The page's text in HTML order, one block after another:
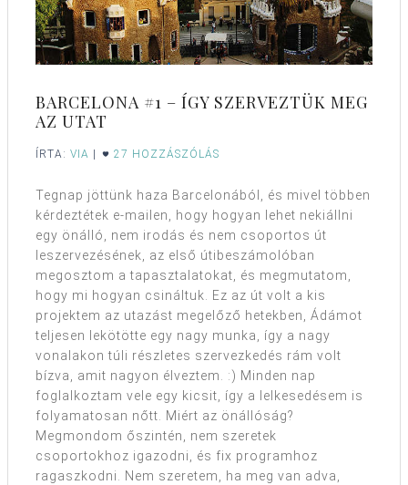
BARCELONA #1 – ÍGY SZERVEZTÜK MEG
AZ UTAT
ÍRTA: VIA 27 HOZZÁSZÓLÁS
Tegnap jöttünk haza Barcelonából, és mivel többen
kérdeztétek e-mailen, hogy hogyan lehet nekiállni
egy önálló, nem irodás és nem csoportos út
leszervezésének, az első útibeszámolóban
megosztom a tapasztalatokat, és megmutatom,
hogy mi hogyan csináltuk. Ez az út volt a kis
projektem az utazást megelőző hetekben, Ádámot
teljesen lekötötte egy nagy munka, így a nagy
vonalakon túli részletes szervezkedés rám volt
bízva, amit nagyon élveztem. :) Minden nap
foglalkoztam vele egy kicsit, így a lelkesedésem is
folyamatosan nőtt. Miért az önállóság?
Megmondom őszintén, nem szeretek
csoportokhoz igazodni, és fix programhoz
ragaszkodni. Nem szeretem, ha meg van adva,